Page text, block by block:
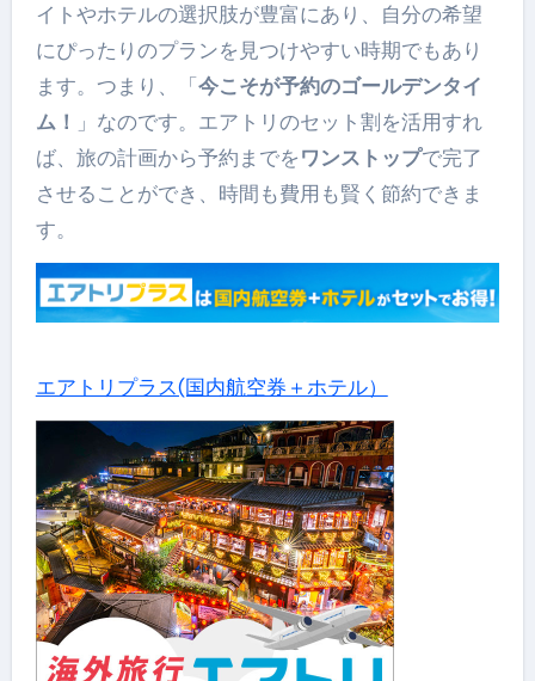
イトやホテルの選択肢が豊富にあり、自分の希望
にぴったりのプランを見つけやすい時期でもあり
ます。つまり、「今こそが予約のゴールデンタイ
ム！ 」なのです。エアトリのセット割を活用すれ
ば、旅の計画から予約までをワンストップで完了
させることができ、時間も費用も賢く節約できま
す。
エアトリプラス(国内航空券＋ホテル）